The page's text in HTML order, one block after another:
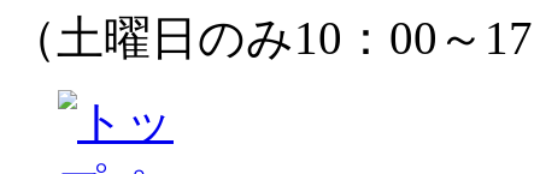
（土曜日のみ10：00～